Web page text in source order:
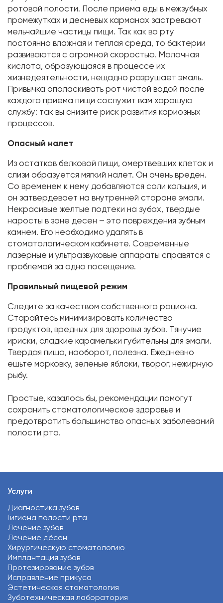
ротовой полости. После приема еды в межзубных
промежутках и десневых карманах застревают
мельчайшие частицы пищи. Так как во рту
постоянно влажная и теплая среда, то бактерии
развиваются с огромной скоростью. Молочная
кислота, образующаяся в процессе их
жизнедеятельности, нещадно разрушает эмаль.
Привычка ополаскивать рот чистой водой после
каждого приема пищи сослужит вам хорошую
службу: так вы снизите риск развития кариозных
процессов.
Опасный налет
Из остатков белковой пищи, омертвевших клеток и
слизи образуется мягкий налет. Он очень вреден.
Со временем к нему добавляются соли кальция, и
он затвердевает на внутренней стороне эмали.
Некрасивые желтые подтеки на зубах, твердые
наросты в зоне десен – это повреждения зубным
камнем. Его необходимо удалять в
стоматологическом кабинете. Современные
лазерные и ультразвуковые аппараты справятся с
проблемой за одно посещение.
Правильный пищевой режим
Следите за качеством собственного рациона.
Старайтесь минимизировать количество
продуктов, вредных для здоровья зубов. Тянучие
ириски, сладкие карамельки губительны для эмали.
Твердая пища, наоборот, полезна. Ежедневно
ешьте морковку, зеленые яблоки, творог, нежирную
рыбу.
Простые, казалось бы, рекомендации помогут
сохранить стоматологическое здоровье и
предотвратить большинство опасных заболеваний
полости рта.
Услуги
Диагностика зубов
Гигиена полости рта
Лечение зубов
Лечение дёсен
Хирургическую стоматологию
Имплантация зубов
Протезирование зубов
Исправление прикуса
Эстетическая стоматология
Зуботехническая лаборатория